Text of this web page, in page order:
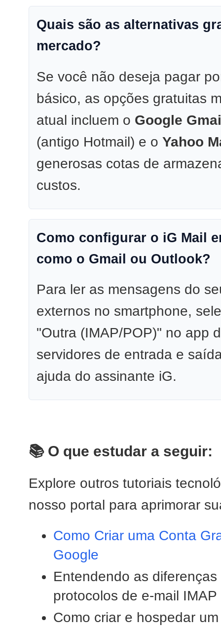
Quais são as alternativas
mercado?
Se você não deseja pagar
básico, as opções gratuitas
atual incluem o Google
(antigo Hotmail) e o Yahoo
generosas cotas de
custos.
Como configurar o iG Mail
como o Gmail ou Outlook?
Para ler as mensagens do
externos no smartphone,
"Outra (IMAP/POP)" no app
servidores de entrada e
ajuda do assinante iG.
📚 O que estudar a seguir:
Explore outros tutoriais
nosso portal para aprimorar
Como Criar uma Conta
Google
Entendendo as
protocolos de e-mail IMAP
Como criar e hospedar